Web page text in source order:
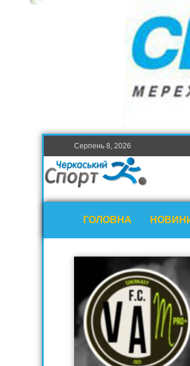
Серпень 8, 2026
ГОЛОВНА